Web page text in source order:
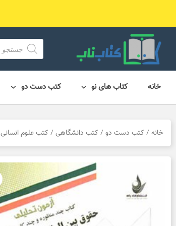
محتوا
محصول
search
خانه کتاب های نو کتب دست دو
خانه / کتب دست دو / کتب دانشگاهی / کتب علوم انسانی